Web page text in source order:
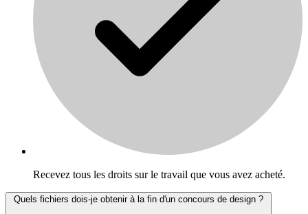
Recevez tous les droits sur le travail que vous avez acheté.
Quels fichiers dois-je obtenir à la fin d'un concours de design ?